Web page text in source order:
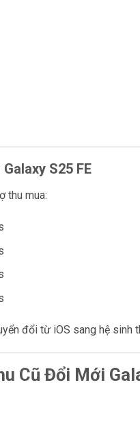
S25 FE
thu mua:
đổi từ iOS sang hệ sinh
Cũ Đổi Mới